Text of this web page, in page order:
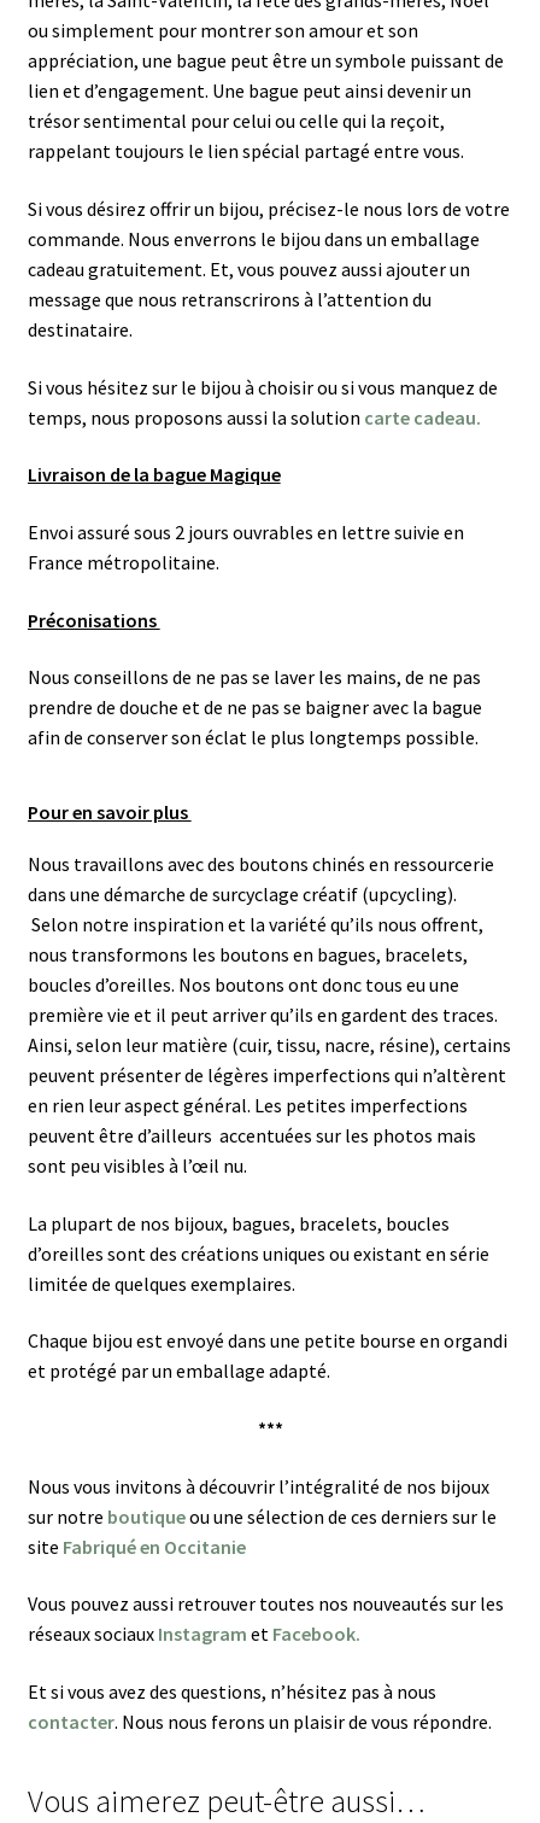
ou simplement pour montrer son amour et son
appréciation, une bague peut être un symbole puissant de
lien et d’engagement. Une bague peut ainsi devenir un
trésor sentimental pour celui ou celle qui la reçoit,
rappelant toujours le lien spécial partagé entre vous.
Si vous désirez offrir un bijou, précisez-le nous lors de votre
commande. Nous enverrons le bijou dans un emballage
cadeau gratuitement. Et, vous pouvez aussi ajouter un
message que nous retranscrirons à l’attention du
destinataire.
Si vous hésitez sur le bijou à choisir ou si vous manquez de
temps, nous proposons aussi la solution carte cadeau.
Livraison de la bague Magique
Envoi assuré sous 2 jours ouvrables en lettre suivie en
France métropolitaine.
Préconisations
Nous conseillons de ne pas se laver les mains, de ne pas
prendre de douche et de ne pas se baigner avec la bague
afin de conserver son éclat le plus longtemps possible.
Pour en savoir plus
Nous travaillons avec des boutons chinés en ressourcerie
dans une démarche de surcyclage créatif (upcycling).
Selon notre inspiration et la variété qu’ils nous offrent,
nous transformons les boutons en bagues, bracelets,
boucles d’oreilles. Nos boutons ont donc tous eu une
première vie et il peut arriver qu’ils en gardent des traces.
Ainsi, selon leur matière (cuir, tissu, nacre, résine), certains
peuvent présenter de légères imperfections qui n’altèrent
en rien leur aspect général. Les petites imperfections
peuvent être d’ailleurs accentuées sur les photos mais
sont peu visibles à l’œil nu.
La plupart de nos bijoux, bagues, bracelets, boucles
d’oreilles sont des créations uniques ou existant en série
limitée de quelques exemplaires.
Chaque bijou est envoyé dans une petite bourse en organdi
et protégé par un emballage adapté.
***
Nous vous invitons à découvrir l’intégralité de nos bijoux
sur notre boutiqueou une sélection de ces derniers sur le
site Fabriqué en Occitanie
Vous pouvez aussi retrouver toutes nos nouveautés sur les
réseaux sociaux Instagram et Facebook.
Et si vous avez des questions, n’hésitez pas à nous
contacter. Nous nous ferons un plaisir de vous répondre.
Vous aimerez peut-être aussi…